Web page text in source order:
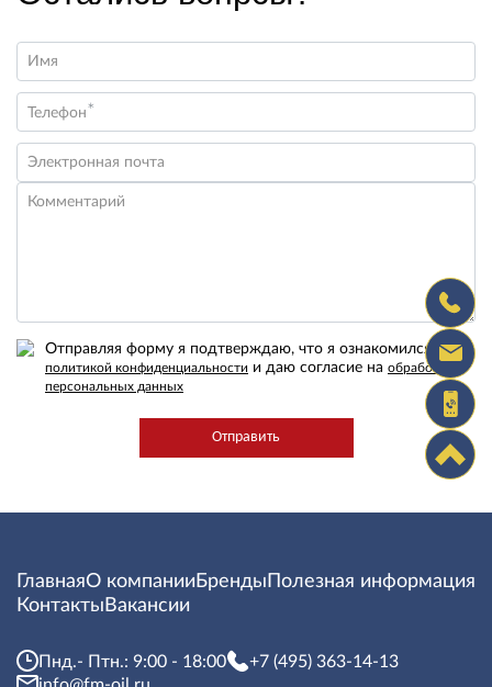
Имя
Телефон*
Электронная почта
Комментарий
Отправляя форму я подтверждаю, что я ознакомился с
политикой конфиденциальности и даю согласие на обработку
персональных данных
ГлавнаяО компании Бренды Полезная информация
Контакты Вакансии
Пнд.- Птн.: 9:00 - 18:00
+7 (495) 363-14-13